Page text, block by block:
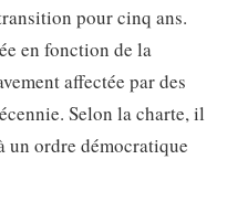
pour cinq ans.
en fonction de la
affectée par des
Selon la charte, il
un ordre démocratique